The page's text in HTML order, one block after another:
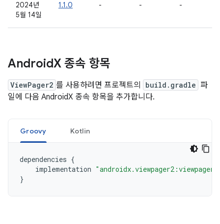
2024년
5월 14일
1.1.0 - - -
AndroidX 종속 항목
ViewPager2 를 사용하려면 프로젝트의 build.gradle 파
일에 다음 AndroidX 종속 항목을 추가합니다.
Groovy Kotlin
dependencies {
implementation
}